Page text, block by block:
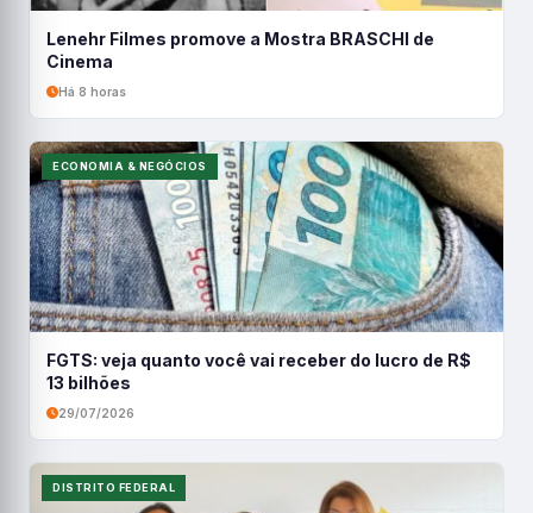
Lenehr Filmes promove a Mostra BRASCHI de
Cinema
Há 8 horas
ECONOMIA & NEGÓCIOS
FGTS: veja quanto você vai receber do lucro de R$
13 bilhões
29/07/2026
DISTRITO FEDERAL